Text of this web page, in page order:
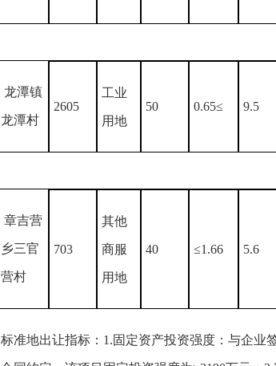
龙潭镇
龙潭村
2605
工业
用地
50 0.65≤ 9.5
章吉营
乡三官
营村
703
其他
商服
用地
40 ≤1.66 5.6
标准地出让指标：1.固定资产投资强度：与企业